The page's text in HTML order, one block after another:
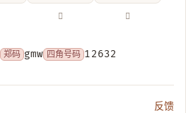
𥒟 𨥧
郑码 gmw 四角号码 12632
反馈